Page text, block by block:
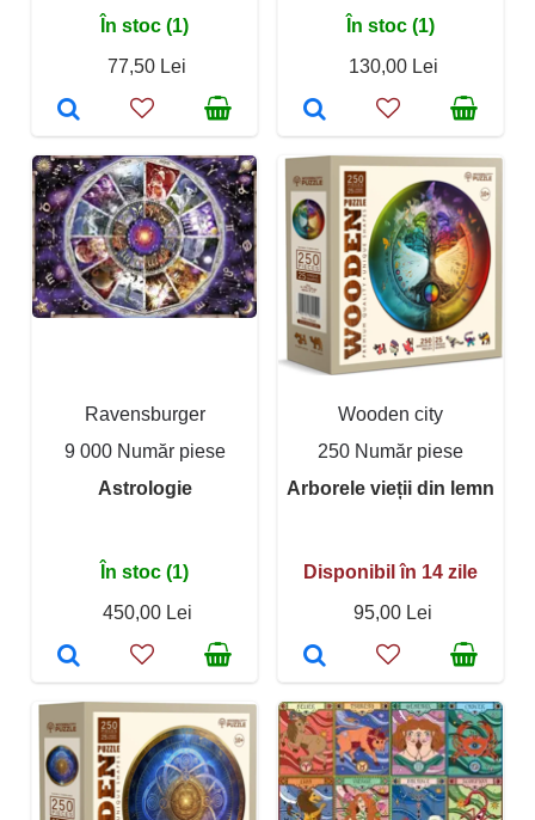
În stoc (1)
77,50 Lei
În stoc (1)
130,00 Lei
Ravensburger
9 000 Număr piese
Astrologie
În stoc (1)
450,00 Lei
Wooden city
250 Număr piese
Arborele vieții din lemn
Disponibil în 14 zile
95,00 Lei